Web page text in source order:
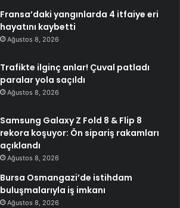
Fransa’daki yangınlarda 4 itfaiye eri
hayatını kaybetti
Ağustos 8, 2026
Trafikte ilginç anlar! Çuval patladı
paralar yola saçıldı
Ağustos 8, 2026
Samsung Galaxy Z Fold 8 & Flip 8
rekora koşuyor: Ön sipariş rakamları
açıklandı
Ağustos 8, 2026
Bursa Osmangazi’de istihdam
buluşmalarıyla iş imkanı
Ağustos 8, 2026